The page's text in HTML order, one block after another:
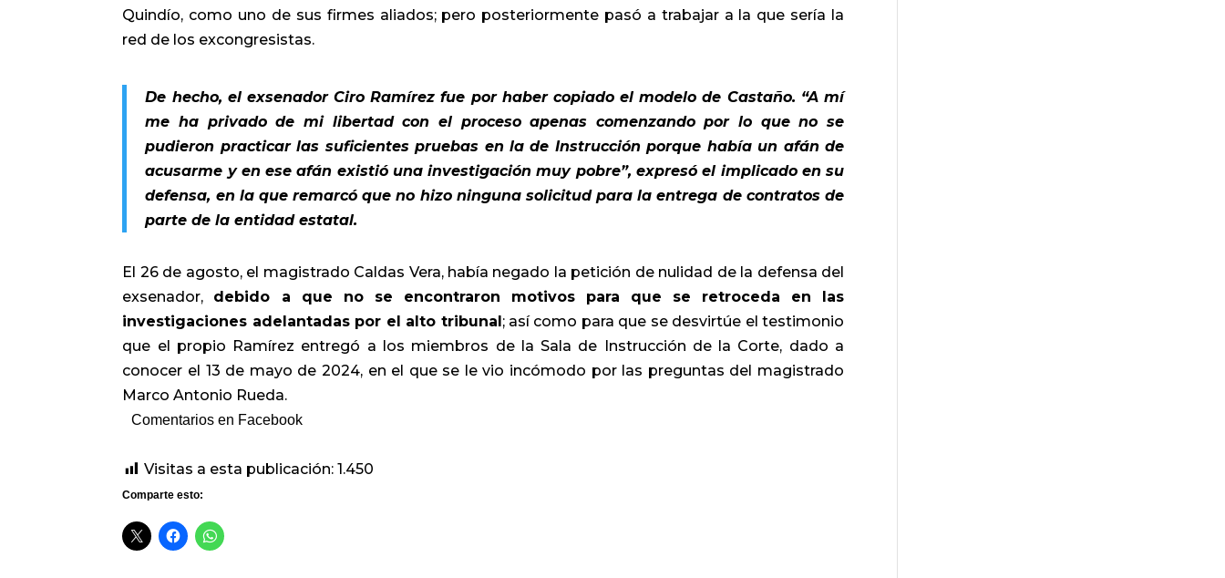
Quindío, como uno de sus firmes aliados; pero posteriormente pasó a trabajar a la que sería la
red de los excongresistas.
De hecho, el exsenador Ciro Ramírez fue por haber copiado el modelo de Castaño. “A mí
me ha privado de mi libertad con el proceso apenas comenzando por lo que no se
pudieron practicar las suficientes pruebas en la de Instrucción porque había un afán de
acusarme y en ese afán existió una investigación muy pobre”, expresó el implicado en su
defensa, en la que remarcó que no hizo ninguna solicitud para la entrega de contratos de
parte de la entidad estatal.
El 26 de agosto, el magistrado Caldas Vera, había negado la petición de nulidad de la defensa del
exsenador, debido a que no se encontraron motivos para que se retroceda en las
investigaciones adelantadas por el alto tribunal; así como para que se desvirtúe el testimonio
que el propio Ramírez entregó a los miembros de la Sala de Instrucción de la Corte, dado a
conocer el 13 de mayo de 2024, en el que se le vio incómodo por las preguntas del magistrado
Marco Antonio Rueda.
Comentarios en Facebook
Visitas a esta publicación: 1.450
Comparte esto: